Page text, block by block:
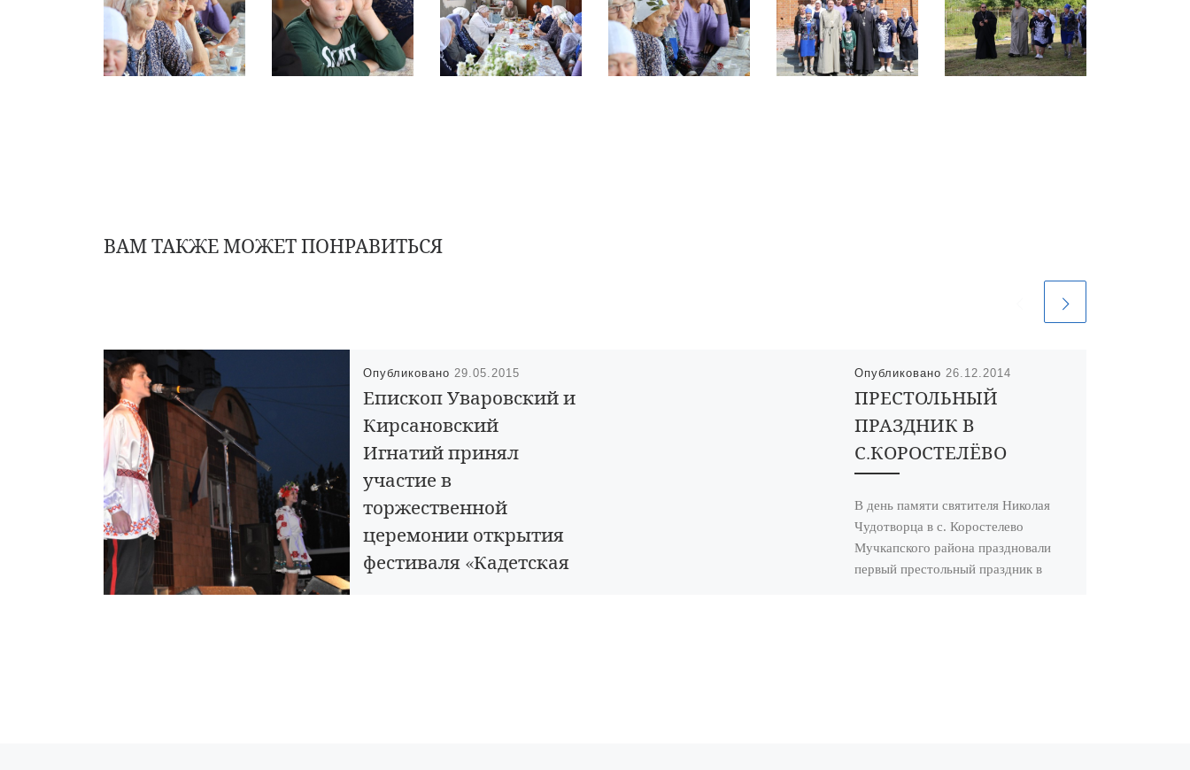
ВАМ ТАКЖЕ МОЖЕТ ПОНРАВИТЬСЯ
Опубликовано 29.05.2015
Епископ Уваровский и
Кирсановский
Игнатий принял
участие в
торжественной
церемонии открытия
фестиваля «Кадетская
Опубликовано 26.12.2014
ПРЕСТОЛЬНЫЙ
ПРАЗДНИК В
С.КОРОСТЕЛЁВО
В день памяти святителя Николая
Чудотворца в с. Коростелево
Мучкапского района праздновали
первый престольный праздник в